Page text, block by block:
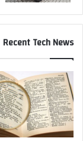
Recent Tech News